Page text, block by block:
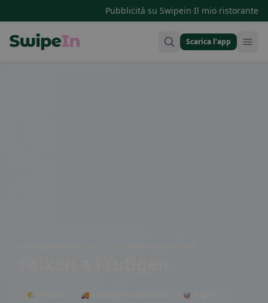
Pubblicità su Swipein·Il mio ristorante
Scarica l’app
🌤 Terrazza 🚚 Consegna a domicilio 🥡 Asporto